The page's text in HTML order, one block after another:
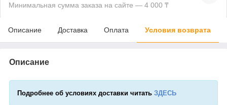
Минимальная сумма заказа на сайте — 4 000 ₸
Описание Доставка Оплата Условия возврата
Описание
Подробнее об условиях доставки читать ЗДЕСЬ